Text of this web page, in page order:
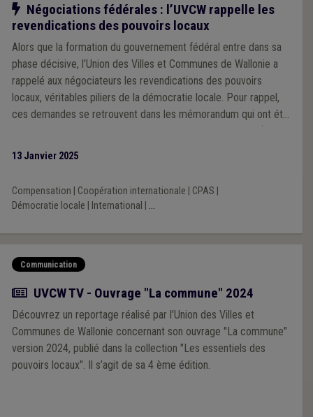
Notre action
Négociations fédérales : l’UVCW rappelle les
revendications des pouvoirs locaux
Alors que la formation du gouvernement fédéral entre dans sa
phase décisive, l’Union des Villes et Communes de Wallonie a
rappelé aux négociateurs les revendications des pouvoirs
locaux, véritables piliers de la démocratie locale. Pour rappel,
ces demandes se retrouvent dans les mémorandum qui ont été
établis par les 3 Unions des Villes et Communes du pays (VVSG,
13 Janvier 2025
Compensation Coopération internationale CPAS
Démocratie locale
International ...
Communication
Actualité
UVCW TV - Ouvrage "La commune" 2024
Découvrez un reportage réalisé par l'Union des Villes et
Communes de Wallonie concernant son ouvrage "La commune"
version 2024, publié dans la collection "Les essentiels des
pouvoirs locaux". Il s’agit de sa 4 ème édition.